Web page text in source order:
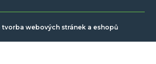
tvorba webových stránek a eshopů